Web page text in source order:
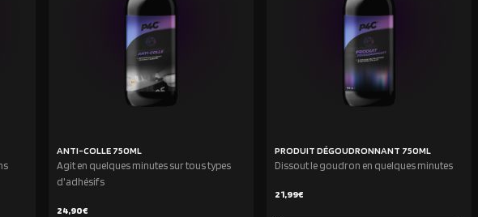
ANTI-COLLE 750ML
Agit en quelques minutes sur tous types
d'adhésifs
24,90€
PRODUIT DÉGOUDRONNANT 750ML
Dissout le goudron en quelques minutes
21,99€